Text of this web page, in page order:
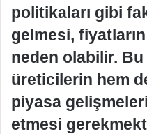
politikaları gibi
gelmesi,
neden olabilir.
üreticilerin hem
piyasa
etmesi